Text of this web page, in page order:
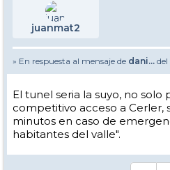
juanmat2
» En respuesta al mensaje de dani... del
El tunel seria la suyo, no solo
competitivo acceso a Cerler,
minutos en caso de
habitantes del valle".